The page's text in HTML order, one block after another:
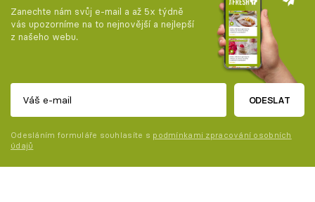
Zanechte nám svůj e-mail a až 5x týdně
vás upozorníme na to nejnovější a nejlepší
z našeho webu.
ODESLAT
Odesláním formuláře souhlasíte s podmínkami zpracování osobních
údajů